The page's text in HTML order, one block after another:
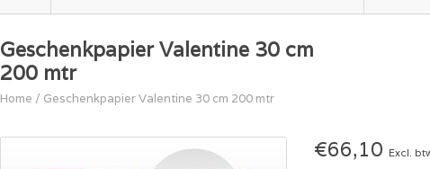
Geschenkpapier Valentine 30 cm
200 mtr
Home / Geschenkpapier Valentine 30 cm 200 mtr
€66,10 Excl.